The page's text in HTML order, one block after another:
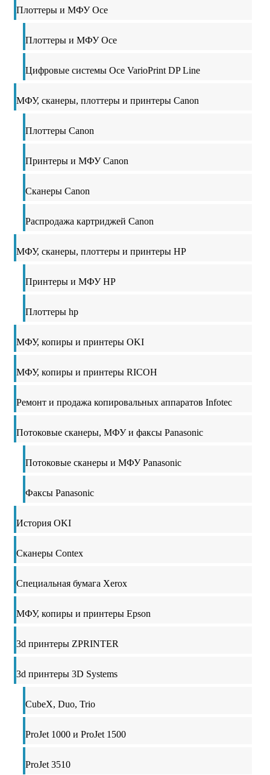
Плоттеры и МФУ Oce
Плоттеры и МФУ Oce
Цифровые системы Oce VarioPrint DP Line
МФУ, сканеры, плоттеры и принтеры Canon
Плоттеры Canon
Принтеры и МФУ Canon
Сканеры Canon
Распродажа картриджей Canon
МФУ, сканеры, плоттеры и принтеры HP
Принтеры и МФУ HP
Плоттеры hp
МФУ, копиры и принтеры OKI
МФУ, копиры и принтеры RICOH
Ремонт и продажа копировальных аппаратов Infotec
Потоковые сканеры, МФУ и факсы Panasonic
Потоковые сканеры и МФУ Panasonic
Факсы Panasonic
История OKI
Сканеры Contex
Специальная бумага Xerox
МФУ, копиры и принтеры Epson
3d принтеры ZPRINTER
3d принтеры 3D Systems
CubeX, Duo, Trio
ProJet 1000 и ProJet 1500
ProJet 3510